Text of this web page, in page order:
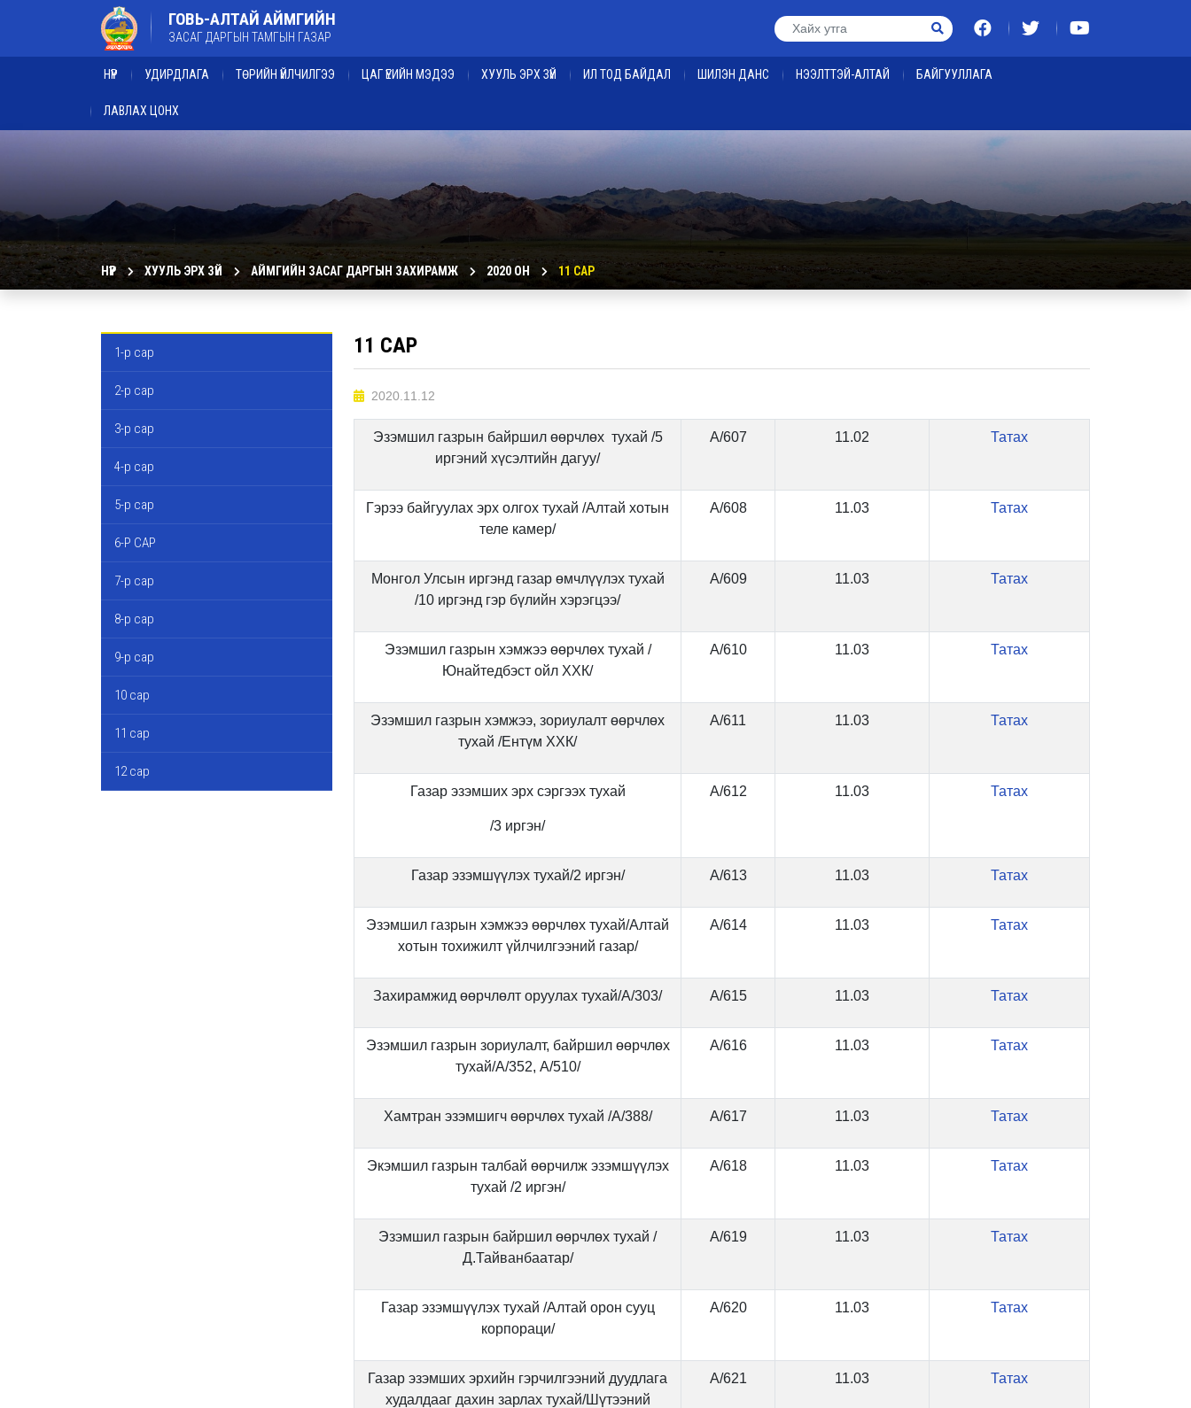
ГОВЬ-АЛТАЙ АЙМГИЙН
ЗАСАГ ДАРГЫН ТАМГЫН ГАЗАР
НҮҮР УДИРДЛАГА ТӨРИЙН ҮЙЛЧИЛГЭЭ ЦАГ ҮЕИЙН МЭДЭЭ ХУУЛЬ ЭРХ ЗҮЙ ИЛ ТОД БАЙДАЛ ШИЛЭН ДАНС НЭЭЛТТЭЙ-АЛТАЙ БАЙГУУЛЛАГА
ЛАВЛАХ ЦОНХ
НҮҮР ХУУЛЬ ЭРХ ЗҮЙ АЙМГИЙН ЗАСАГ ДАРГЫН ЗАХИРАМЖ 2020 ОН 11 САР
1-р сар
2-р сар
3-р сар
4-р сар
5-р сар
6-Р САР
7-р сар
8-р сар
9-р сар
10 сар
11 сар
12 сар
11 САР
2020.11.12
Эзэмшил газрын байршил өөрчлөх тухай /5
иргэний хүсэлтийн дагуу/
А/607 11.02 Татах
Гэрээ байгуулах эрх олгох тухай /Алтай хотын
теле камер/
А/608 11.03 Татах
Монгол Улсын иргэнд газар өмчлүүлэх тухай
/10 иргэнд гэр бүлийн хэрэгцээ/
А/609 11.03 Татах
Эзэмшил газрын хэмжээ өөрчлөх тухай /
Юнайтедбэст ойл ХХК/
А/610 11.03 Татах
Эзэмшил газрын хэмжээ, зориулалт өөрчлөх
тухай /Ентүм ХХК/
А/611 11.03 Татах
Газар эзэмших эрх сэргээх тухай
/3 иргэн/
А/612 11.03 Татах
Газар эзэмшүүлэх тухай/2 иргэн/ А/613 11.03 Татах
Эзэмшил газрын хэмжээ өөрчлөх тухай/Алтай
хотын тохижилт үйлчилгээний газар/
А/614 11.03 Татах
Захирамжид өөрчлөлт оруулах тухай/А/303/ А/615 11.03 Татах
Эзэмшил газрын зориулалт, байршил өөрчлөх
тухай/А/352, А/510/
А/616 11.03 Татах
Хамтран эзэмшигч өөрчлөх тухай /А/388/ А/617 11.03 Татах
Экэмшил газрын талбай өөрчилж эзэмшүүлэх
тухай /2 иргэн/
А/618 11.03 Татах
Эзэмшил газрын байршил өөрчлөх тухай /
Д.Тайванбаатар/
А/619 11.03 Татах
Газар эзэмшүүлэх тухай /Алтай орон сууц
корпораци/
А/620 11.03 Татах
Газар эзэмших эрхийн гэрчилгээний дуудлага
худалдааг дахин зарлах тухай/Шүтээний
А/621 11.03 Татах